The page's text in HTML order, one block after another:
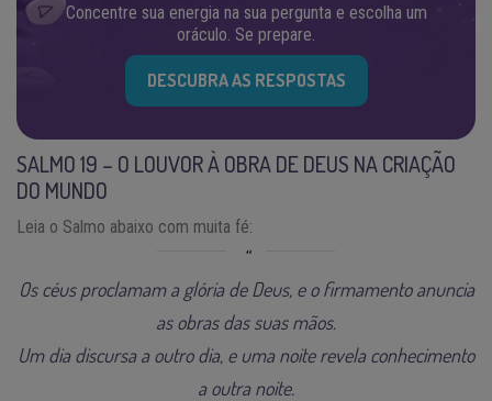
Concentre sua energia na sua pergunta e escolha um
oráculo. Se prepare.
DESCUBRA AS RESPOSTAS
SALMO 19 – O LOUVOR À OBRA DE DEUS NA CRIAÇÃO
DO MUNDO
Leia o Salmo abaixo com muita fé:
Os céus proclamam a glória de Deus, e o firmamento anuncia
as obras das suas mãos.
Um dia discursa a outro dia, e uma noite revela conhecimento
a outra noite.